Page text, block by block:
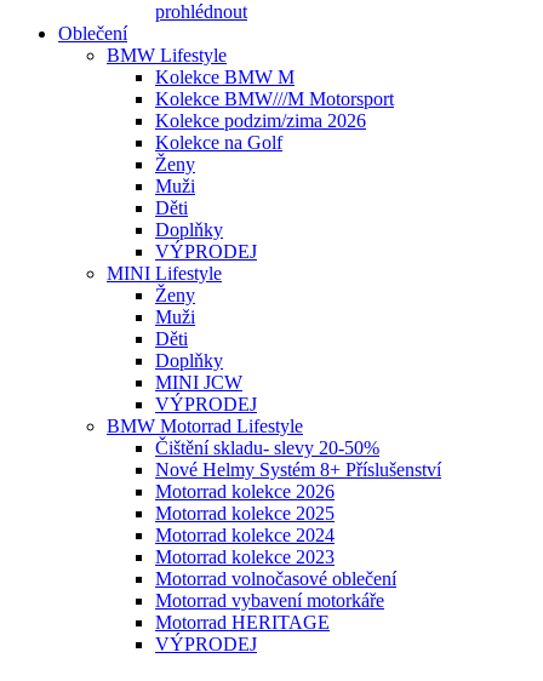
prohlédnout
Oblečení
BMW Lifestyle
Kolekce BMW M
Kolekce BMW///M Motorsport
Kolekce podzim/zima 2026
Kolekce na Golf
Ženy
Muži
Děti
Doplňky
VÝPRODEJ
MINI Lifestyle
Ženy
Muži
Děti
Doplňky
MINI JCW
VÝPRODEJ
BMW Motorrad Lifestyle
Čištění skladu- slevy 20-50%
Nové Helmy Systém 8+ Příslušenství
Motorrad kolekce 2026
Motorrad kolekce 2025
Motorrad kolekce 2024
Motorrad kolekce 2023
Motorrad volnočasové oblečení
Motorrad vybavení motorkáře
Motorrad HERITAGE
VÝPRODEJ